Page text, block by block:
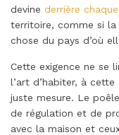
devine derrière
territoire, comme si
chose du pays d’où
Cette exigence ne se
l’art d’habiter, à
juste mesure. Le
de régulation et de
avec la maison et